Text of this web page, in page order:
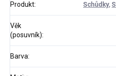
Produkt: Schůdky,
Věk
(posuvník):
Barva: